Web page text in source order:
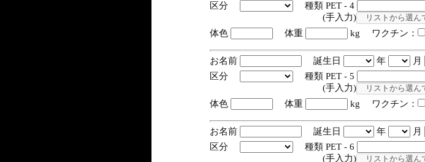
区分
種類 PET - 4
(手入力)
体色
体重 kg ワクチン：
お名前 誕生日 年 月
区分
種類 PET - 5
(手入力)
体色
体重 kg ワクチン：
お名前 誕生日 年 月
区分
種類 PET - 6
(手入力)